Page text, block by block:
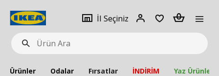
Ürün
Ara
İl Seçiniz
Giriş
Adet
Ürünler Odalar Fırsatlar İNDİRİM Yaz Ürünleri